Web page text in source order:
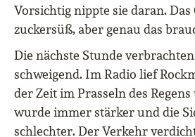
Vorsichtig nippte sie daran.
zuckersüß, aber genau das
Die nächste Stunde
schweigend. Im Radio lief
der Zeit im Prasseln des
wurde immer stärker und die
schlechter. Der Verkehr